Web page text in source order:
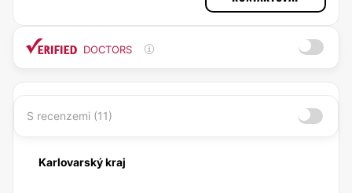
DOCTORS
S recenzemi (11)
Karlovarský kraj